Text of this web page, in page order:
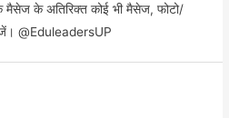
के अतिरिक्त कोई भी मैसेज, फोटो/
@EduleadersUP